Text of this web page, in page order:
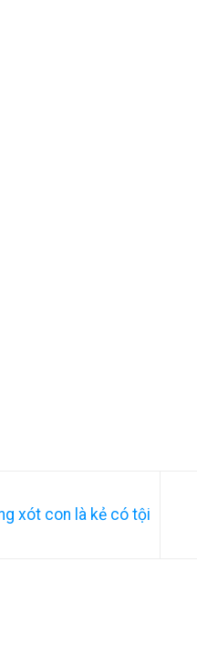
xót con là kẻ có tội